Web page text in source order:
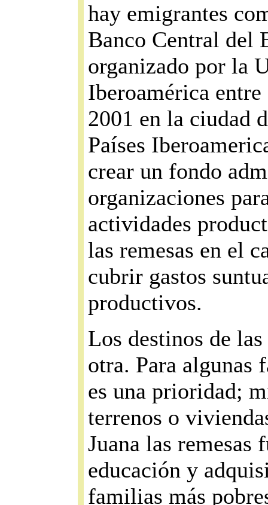
hay emigrantes
Banco Central del
organizado por la
Iberoamérica
2001 en la ciudad
Países
crear un fondo
organizaciones
actividades
las remesas en el
cubrir gastos
productivos.
Los destinos de
otra. Para algunas
es una prioridad;
terrenos o
Juana las remesas
educación y
familias más